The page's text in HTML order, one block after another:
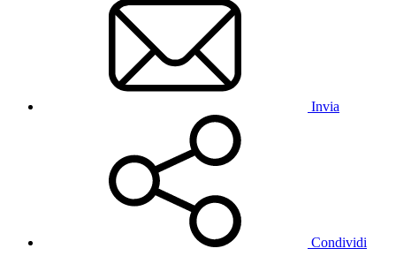
Invia
Condividi